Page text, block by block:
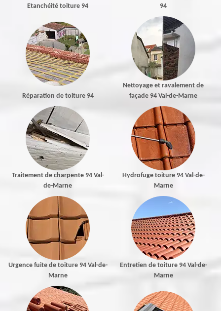
Etanchéité toiture 94
94
Réparation de toiture 94
Nettoyage et ravalement de
façade 94 Val-de-Marne
Traitement de charpente 94 Val-
de-Marne
Hydrofuge toiture 94 Val-de-
Marne
Urgence fuite de toiture 94 Val-de-
Marne
Entretien de toiture 94 Val-de-
Marne